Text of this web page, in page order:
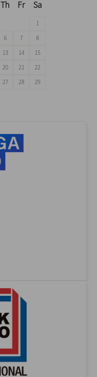
Th Fr Sa
1
6 7
8
13 14
15
20 21
22
27 28
29